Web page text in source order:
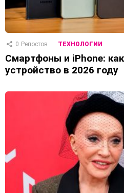
0 Репостов ТЕХНОЛОГИИ
Смартфоны и iPhone:
устройство в 2026 году